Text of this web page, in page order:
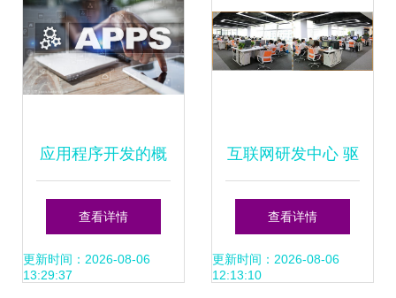
进行的详尽概括总
结。"
应用程序开发的概
念 商业与互联网技
术的融合
查看详情
更新时间：2026-08-06
13:29:37
互联网研发中心 驱
动数字化转型的核
心引擎
查看详情
更新时间：2026-08-06
12:13:10